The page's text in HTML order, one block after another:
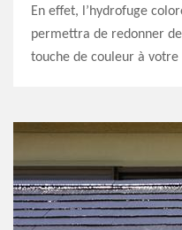
En effet, l’hydrofuge
permettra de redonner
touche de couleur à